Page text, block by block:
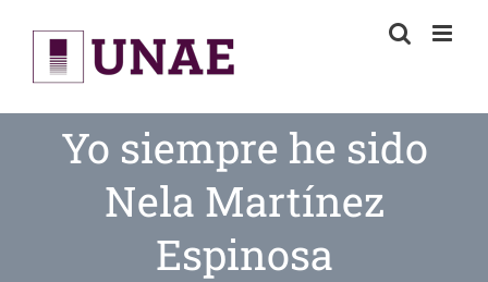
content
Yo siempre he sido
Nela Martínez
Espinosa